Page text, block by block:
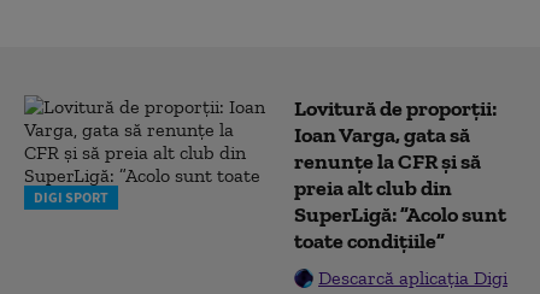
DIGI SPORT
Lovitură de proporții:
Ioan Varga, gata să
renunțe la CFR și să
preia alt club din
SuperLigă: ”Acolo sunt
toate condițiile”
Descarcă aplicația Digi